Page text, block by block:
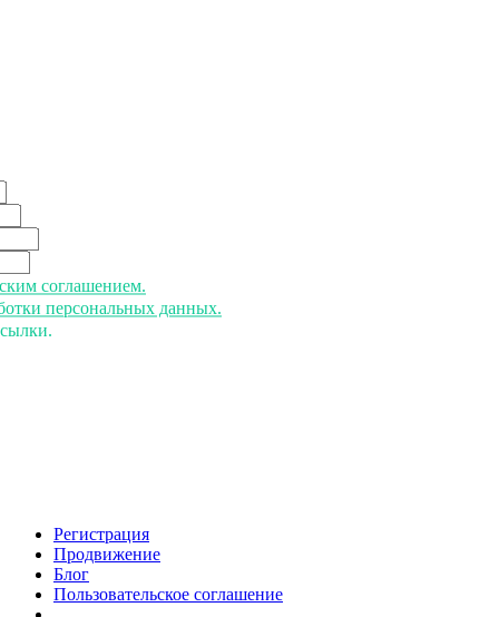
соглашением.
персональных данных.
Регистрация
Продвижение
Блог
Пользовательское соглашение